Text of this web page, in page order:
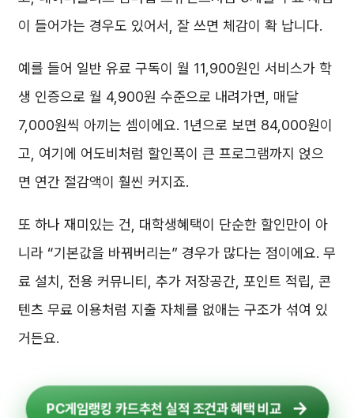
이 들어가는 경우도 있어서, 잘 쓰면 체감이 확 납니다.
예를 들어 일반 유료 구독이 월 11,900원인 서비스가 학
생 인증으로 월 4,900원 수준으로 내려가면, 매달
7,000원씩 아끼는 셈이에요. 1년으로 보면 84,000원이
고, 여기에 어도비처럼 할인폭이 큰 프로그램까지 얹으
면 연간 절감액이 훨씬 커지죠.
또 하나 재미있는 건, 대학생혜택이 단순한 할인만이 아
니라 “기본값을 바꿔버리는” 경우가 많다는 점이에요. 무
료 설치, 전용 커뮤니티, 추가 저장공간, 포인트 적립, 콘
텐츠 무료 이용처럼 지출 자체를 없애는 구조가 섞여 있
거든요.
PC게임랭킹 카드추천 실적 조건과 혜택 비교